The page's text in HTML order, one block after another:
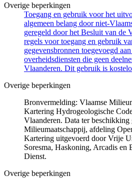
Overige beperkingen
Toegang en gebruik voor het
algemeen belang door niet-
geregeld door het Besluit van de
regels voor toegang en gebruik
gegevensbronnen toegevoegd
overheidsdiensten die geen
Vlaanderen. Dit gebruik is
Overige beperkingen
Bronvermelding: Vlaamse
Kartering Hydrogeologische
Vlaanderen. Data ter beschikking
Milieumaatschappij, afdeling
Kartering uitgevoerd door Vrije
Soresma, Haskoning, Arcadis en
Dienst.
Overige beperkingen